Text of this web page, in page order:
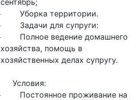
̶	Уборка территории.
̶	Задачи для супруги:
̶	Полное ведение домашнего
хозяйства, помощь в
хозяйственных делах супругу.
     Условия:
̶	Постоянное проживание на